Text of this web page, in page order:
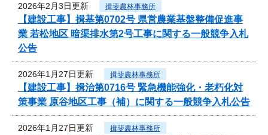
2026年2月3日更新 揖斐農林事務所
【建設工事】揖基第0702号 県営農業基盤整備促進事
業 若松地区 暗渠排水第2号工事に関する一般競争入札
公告
2026年1月27日更新 揖斐農林事務所
【建設工事】揖治第0716号 緊急機能強化・老朽化対
策事業 原谷地区工事（補）に関する一般競争入札公告
2026年1月27日更新 揖斐農林事務所